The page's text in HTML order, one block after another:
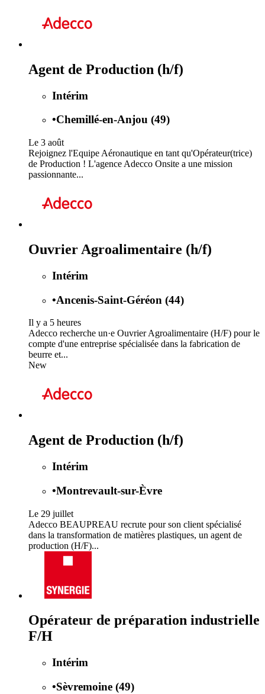
Agent de Production (h/f)
Intérim
•Chemillé-en-Anjou (49)
Le 3 août
Rejoignez l'Equipe Aéronautique en tant qu'Opérateur(trice)
de Production ! L'agence Adecco Onsite a une mission
passionnante...
Ouvrier Agroalimentaire (h/f)
Intérim
•Ancenis-Saint-Géréon (44)
Il y a 5 heures
Adecco recherche un·e Ouvrier Agroalimentaire (H/F) pour le
compte d'une entreprise spécialisée dans la fabrication de
beurre et...
New
Agent de Production (h/f)
Intérim
•Montrevault-sur-Èvre
Le 29 juillet
Adecco BEAUPREAU recrute pour son client spécialisé
dans la transformation de matières plastiques, un agent de
production (H/F)...
Opérateur de préparation industrielle
F/H
Intérim
•Sèvremoine (49)